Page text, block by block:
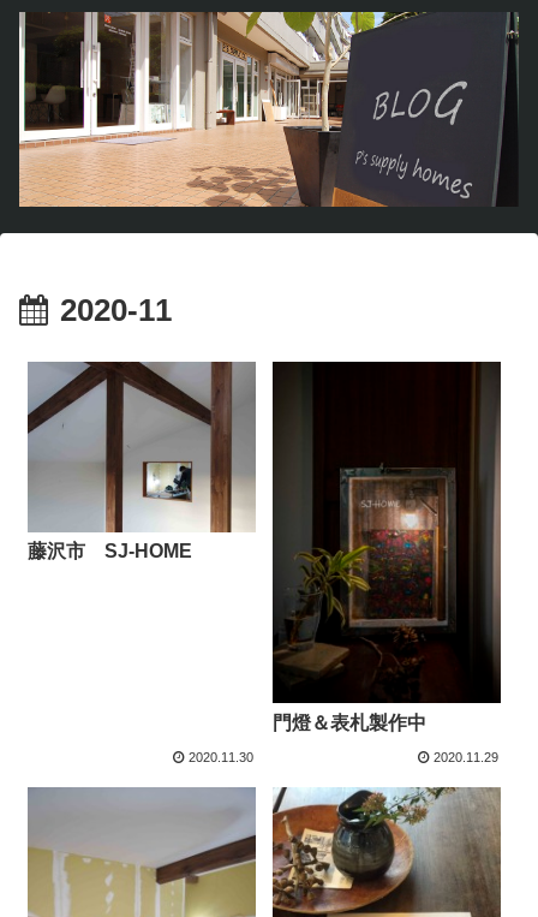
2020-11
藤沢市 SJ-HOME
2020.11.30
門燈＆表札製作中
2020.11.29